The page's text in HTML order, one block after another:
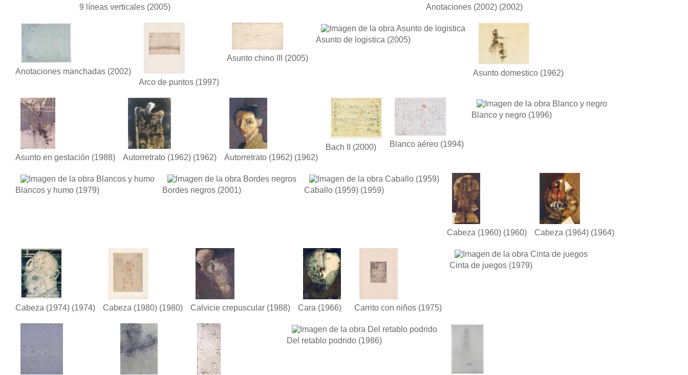
9 líneas verticales (2005)
Anotaciones (2002) (2002)
Anotaciones manchadas (2002)
Arco de puntos (1997)
Asunto chino III (2005)
Asunto de logistica (2005)
Asunto domestico (1962)
Asunto en gestación (1988) Autorretrato (1962) (1962) Autorretrato (1962) (1962)
Bach II (2000) Blanco aéreo (1994)
Blanco y negro (1996)
Blancos y humo (1979) Bordes negros (2001) Caballo (1959) (1959)
Cabeza (1960) (1960) Cabeza (1964) (1964)
Cabeza (1974) (1974) Cabeza (1980) (1980) Calvicie crepuscular (1988) Cara (1966) Carrito con niños (1975)
Cinta de juegos (1979)
Del retablo podrido (1986)